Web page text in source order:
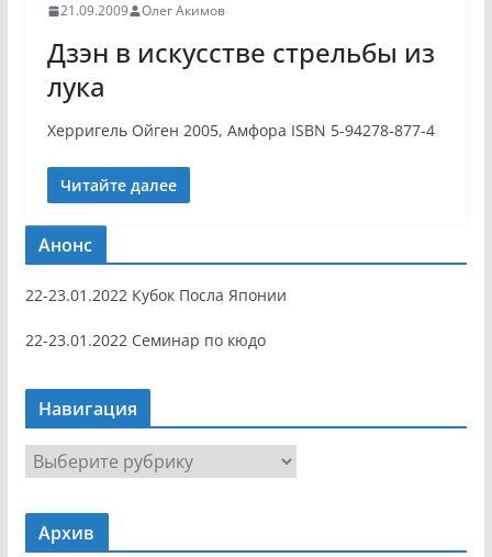
21.09.2009 Олег Акимов
Дзэн в искусстве стрельбы из
лука
Херригель Ойген 2005, Амфора ISBN 5-94278-877-4
Читайте далее
Анонс
22-23.01.2022 Кубок Посла Японии
22-23.01.2022 Семинар по кюдо
Навигация
Н
а
в
Архив